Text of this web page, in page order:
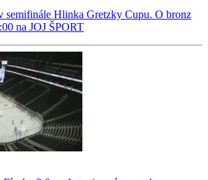
semifinále Hlinka Gretzky Cupu. O bronz
na JOJ ŠPORT